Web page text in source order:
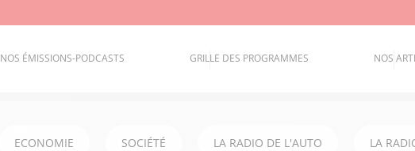
NOS ÉMISSIONS-PODCASTS GRILLE DES PROGRAMMES NOS
ECONOMIE SOCIÉTÉ LA RADIO DE L'AUTO LA